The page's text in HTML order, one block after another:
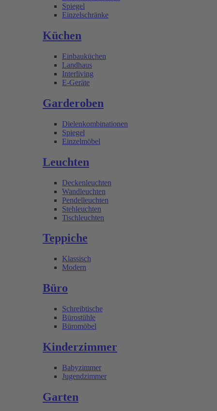
Spiegel
Einzelschränke
Küchen
Einbauküchen
Landhaus
Interliving
E-Geräte
Garderoben
Dielenkombinationen
Spiegel
Einzelmöbel
Leuchten
Deckenleuchten
Wandleuchten
Pendelleuchten
Stehleuchten
Tischleuchten
Teppiche
Klassisch
Modern
Büro
Schreibtische
Bürostühle
Büromöbel
Kinderzimmer
Babyzimmer
Jugendzimmer
Garten